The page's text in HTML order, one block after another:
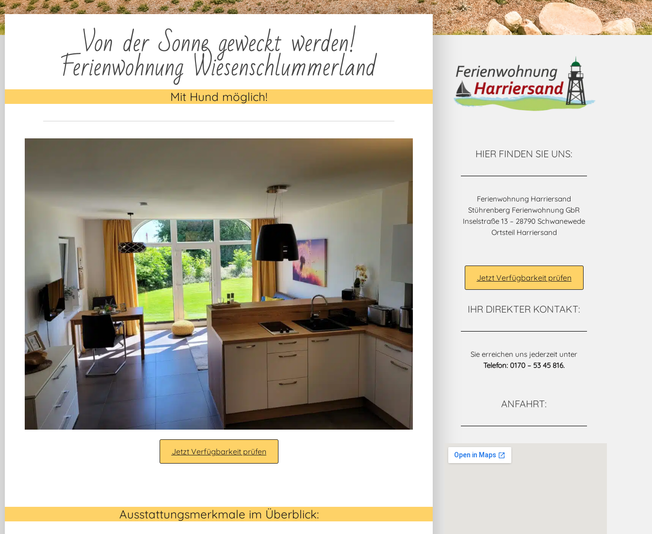
Von der Sonne geweckt werden!
Ferienwohnung Wiesenschlummerland
Mit Hund möglich!
Jetzt Verfügbarkeit prüfen
Ausstattungsmerkmale im Überblick:
HIER FINDEN SIE UNS:
Ferienwohnung Harriersand
Stührenberg Ferienwohnung GbR
Inselstraße 13 – 28790 Schwanewede
Ortsteil Harriersand
Jetzt Verfügbarkeit prüfen
IHR DIREKTER KONTAKT:
Sie erreichen uns jederzeit unter
Telefon: 0170 – 53 45 816.
ANFAHRT: